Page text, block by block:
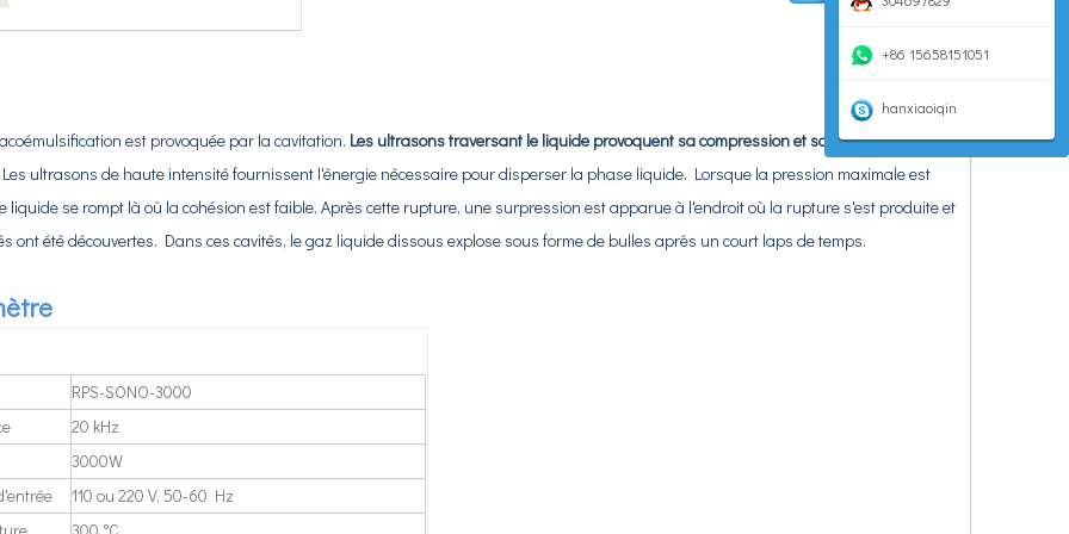
une technique permettant de former des films minces dotés de fonctions ou de propriétés spécifiques sur la surface du verre optique. Il utilise des
technique permettant de former des films minces dotés de fonctions ou de propriétés spécifiques sur la surface du verre optique. Il utilise des
est provoquée par la cavitation. Les ultrasons traversant le liquide provoquent sa compression et son expansion
Les ultrasons de haute intensité fournissent l'énergie nécessaire pour disperser la phase liquide. Lorsque la pression maximale est
liquide se rompt là où la cohésion est faible. Après cette rupture, une surpression est apparue à l'endroit où la rupture s'est produite et
ont été découvertes. Dans ces cavités, le gaz liquide dissous explose sous forme de bulles après un court laps de temps.
RPS-SONO-3000
20 kHz
3000W
110 ou 220 V, 50-60 Hz
+86 15658151051
hanxiaoiqin